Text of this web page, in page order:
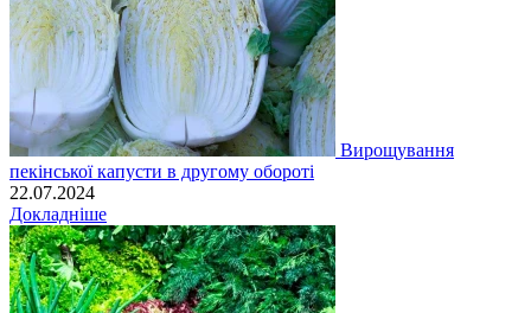
Вирощування
пекінської капусти в другому обороті
22.07.2024
Докладніше